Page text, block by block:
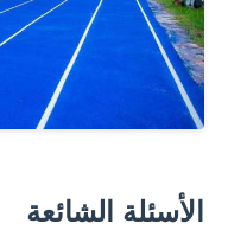
الأسئلة الشائعة